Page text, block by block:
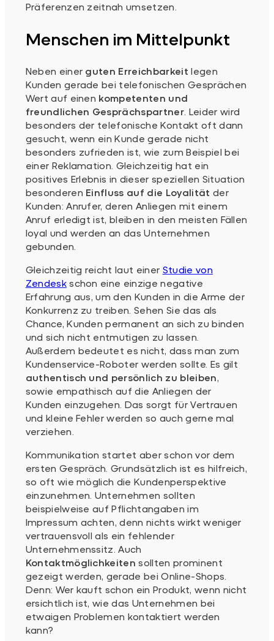
Präferenzen zeitnah umsetzen.
Menschen im Mittelpunkt
Neben einer guten Erreichbarkeit legen
Kunden gerade bei telefonischen Gesprächen
Wert auf einen kompetenten und
freundlichen Gesprächspartner. Leider wird
besonders der telefonische Kontakt oft dann
gesucht, wenn ein Kunde gerade nicht
besonders zufrieden ist, wie zum Beispiel bei
einer Reklamation. Gleichzeitig hat ein
positives Erlebnis in dieser speziellen Situation
besonderen Einfluss auf die Loyalität der
Kunden: Anrufer, deren Anliegen mit einem
Anruf erledigt ist, bleiben in den meisten Fällen
loyal und werden an das Unternehmen
gebunden.
Gleichzeitig reicht laut einer Studie von
Zendeskschon eine einzige negative
Erfahrung aus, um den Kunden in die Arme der
Konkurrenz zu treiben. Sehen Sie das als
Chance, Kunden permanent an sich zu binden
und sich nicht entmutigen zu lassen.
Außerdem bedeutet es nicht, dass man zum
Kundenservice-Roboter werden sollte. Es gilt
authentisch und persönlich zu bleiben,
sowie empathisch auf die Anliegen der
Kunden einzugehen. Das sorgt für Vertrauen
und kleine Fehler werden so auch gerne mal
verziehen.
Kommunikation startet aber schon vor dem
ersten Gespräch. Grundsätzlich ist es hilfreich,
so oft wie möglich die Kundenperspektive
einzunehmen. Unternehmen sollten
beispielweise auf Pflichtangaben im
Impressum achten, denn nichts wirkt weniger
vertrauensvoll als ein fehlender
Unternehmenssitz. Auch
Kontaktmöglichkeiten sollten prominent
gezeigt werden, gerade bei Online-Shops.
Denn: Wer kauft schon ein Produkt, wenn nicht
ersichtlich ist, wie das Unternehmen bei
etwaigen Problemen kontaktiert werden
kann?